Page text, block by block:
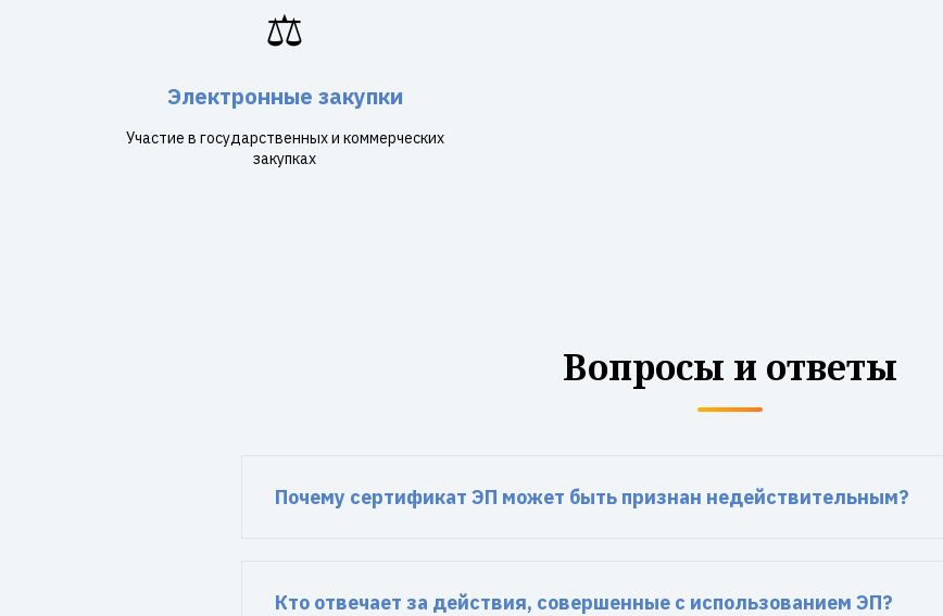
⚖️
Электронные закупки
Участие в государственных и коммерческих
закупках
Вопросы и ответы
Почему сертификат ЭП может быть признан недействительным?
Кто отвечает за действия, совершенные с использованием ЭП?